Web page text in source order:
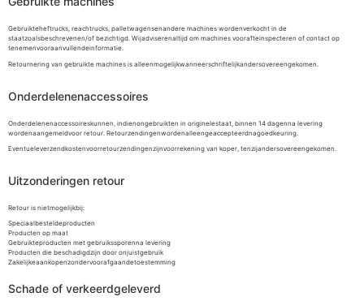
Gebruikteheftrucks, reachtrucks, palletwagensenandere machines wordenverkocht in de
staatzoalsbeschrevenen/of bezichtigd. Wijadviserenaltijd om machines voorafteinspecteren of contact op
tenemenvooraanvullendeinformatie.
Retournering van gebruikte machines is alleenmogelijkwanneerschriftelijkandersovereengekomen.
Onderdelenenaccessoires
Onderdelenenaccessoireskunnen, indienongebruikten in originelestaat, binnen 14 dagenna levering
wordenaangemeldvoor retour. Retourzendingenwordenalleengeaccepteerdnagoedkeuring.
Eventueleverzendkostenvoorretourzendingenzijnvoorrekening van koper, tenzijandersovereengekomen.
Uitzonderingen retour
Retour is nietmogelijkbij:
Speciaalbesteldeproducten
Producten op maat
Gebruikteproducten met gebruikssporenna levering
Producten die beschadigdzijn door onjuistgebruik
Zakelijkeaankopenzondervoorafgaandetoestemming
Schade of verkeerdgeleverd